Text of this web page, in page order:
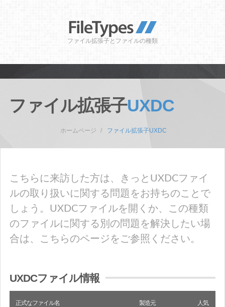
ファイル拡張子とファイルの種類
ファイル拡張子UXDC
ホームページ ファイル拡張子UXDC
こちらに来訪した方は、きっとUXDCファイ
ルの取り扱いに関する問題をお持ちのことで
しょう。UXDCファイルを開くか、この種類
のファイルに関する別の問題を解決したい場
合は、こちらのページをご参照ください。
UXDCファイル情報
正式なファイル名 製造元
人気